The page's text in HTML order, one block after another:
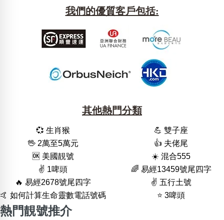
我們的優質客戶包括:
其他熱門分類
💞 生肖猴
💪 雙子座
🖖 2萬至5萬元
👍 夫佬尾
🆗️ 美國靚號
☀️ 混合555
✌️ 1啤頭
🌈 易經13459號尾四字
🔥 易經2678號尾四字
✌️ 五行土號
🤙 如何計算生命靈數電話號碼
⭐️ 3啤頭
熱門靚號推介